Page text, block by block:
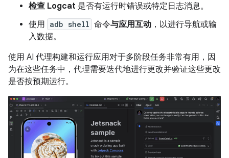
检查 Logcat 是否有运行时错误或特定日志消息。
使用 adb shell 命令与应用互动 ，以进行导航或输
入数据。
使用 AI 代理构建和运行应用对于多阶段任务非常有用，因
为在这些任务中，代理需要迭代地进行更改并验证这些更改
是否按预期运行。